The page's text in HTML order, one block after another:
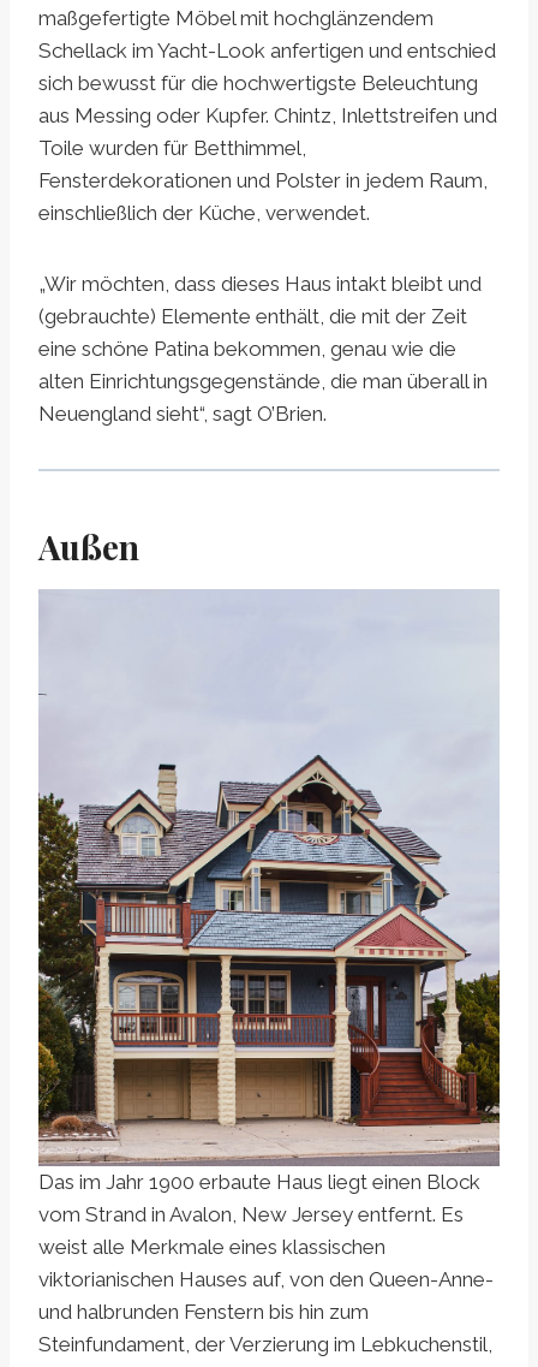
maßgefertigte Möbel mit hochglänzendem
Schellack im Yacht-Look anfertigen und entschied
sich bewusst für die hochwertigste Beleuchtung
aus Messing oder Kupfer. Chintz, Inlettstreifen und
Toile wurden für Betthimmel,
Fensterdekorationen und Polster in jedem Raum,
einschließlich der Küche, verwendet.
„Wir möchten, dass dieses Haus intakt bleibt und
(gebrauchte) Elemente enthält, die mit der Zeit
eine schöne Patina bekommen, genau wie die
alten Einrichtungsgegenstände, die man überall in
Neuengland sieht“, sagt O’Brien.
Außen
Das im Jahr 1900 erbaute Haus liegt einen Block
vom Strand in Avalon, New Jersey entfernt. Es
weist alle Merkmale eines klassischen
viktorianischen Hauses auf, von den Queen-Anne-
und halbrunden Fenstern bis hin zum
Steinfundament, der Verzierung im Lebkuchenstil,